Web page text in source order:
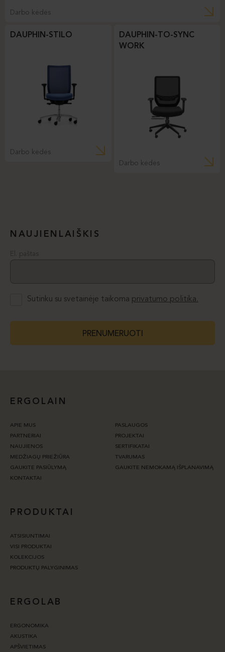
Darbo kėdės
DAUPHIN-STILO
Darbo kėdės
DAUPHIN-TO-SYNC
WORK
Darbo kėdės
NAUJIENLAIŠKIS
El. paštas
Sutinku su svetainėje taikoma privatumo politika.
PRENUMERUOTI
ERGOLAIN
APIE MUS
PASLAUGOS
PARTNERIAI
PROJEKTAI
NAUJIENOS
SERTIFIKATAI
MEDŽIAGŲ PRIEŽIŪRA
TVARUMAS
GAUKITE PASIŪLYMĄ
GAUKITE NEMOKAMĄ IŠPLANAVIMĄ
KONTAKTAI
PRODUKTAI
ATSISIUNTIMAI
VISI PRODUKTAI
KOLEKCIJOS
PRODUKTŲ PALYGINIMAS
ERGOLAB
ERGONOMIKA
AKUSTIKA
APŠVIETIMAS